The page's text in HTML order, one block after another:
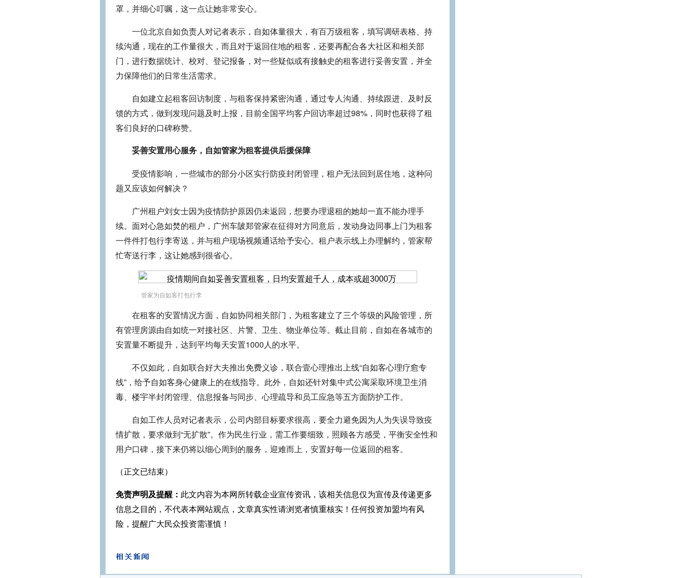
罩，并细心叮嘱，这一点让她非常安心。
一位北京自如负责人对记者表示，自如体量很大，有百万级租客，填写调研表格、持
续沟通，现在的工作量很大，而且对于返回住地的租客，还要再配合各大社区和相关部
门，进行数据统计、校对、登记报备，对一些疑似或有接触史的租客进行妥善安置，并全
力保障他们的日常生活需求。
自如建立起租客回访制度，与租客保持紧密沟通，通过专人沟通、持续跟进、及时反
馈的方式，做到发现问题及时上报，目前全国平均客户回访率超过98%，同时也获得了租
客们良好的口碑称赞。
妥善安置用心服务，自如管家为租客提供后援保障
受疫情影响，一些城市的部分小区实行防疫封闭管理，租户无法回到居住地，这种问
题又应该如何解决？
广州租户刘女士因为疫情防护原因仍未返回，想要办理退租的她却一直不能办理手
续。面对心急如焚的租户，广州车陂郑管家在征得对方同意后，发动身边同事上门为租客
一件件打包行李寄送，并与租户现场视频通话给予安心。租户表示线上办理解约，管家帮
忙寄送行李，这让她感到很省心。
管家为自如客打包行李
在租客的安置情况方面，自如协同相关部门，为租客建立了三个等级的风险管理，所
有管理房源由自如统一对接社区、片警、卫生、物业单位等。截止目前，自如在各城市的
安置量不断提升，达到平均每天安置1000人的水平。
不仅如此，自如联合好大夫推出免费义诊，联合壹心理推出上线“自如客心理疗愈专
线”，给予自如客身心健康上的在线指导。此外，自如还针对集中式公寓采取环境卫生消
毒、楼宇半封闭管理、信息报备与同步、心理疏导和员工应急等五方面防护工作。
自如工作人员对记者表示，公司内部目标要求很高，要全力避免因为人为失误导致疫
情扩散，要求做到“无扩散”。作为民生行业，需工作要细致，照顾各方感受，平衡安全性和
用户口碑，接下来仍将以细心周到的服务，迎难而上，安置好每一位返回的租客。
（正文已结束）
免责声明及提醒： 此文内容为本网所转载企业宣传资讯，该相关信息仅为宣传及传递更多
信息之目的，不代表本网站观点，文章真实性请浏览者慎重核实！任何投资加盟均有风
险，提醒广大民众投资需谨慎！